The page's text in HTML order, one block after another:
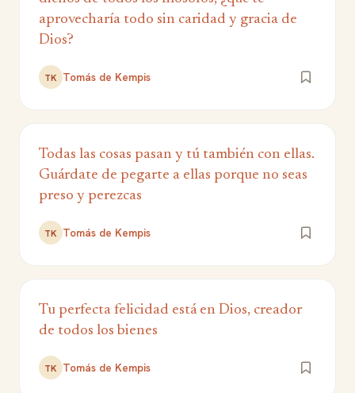
aprovecharía todo sin caridad y gracia de
Dios?
TK Tomás de Kempis
Todas las cosas pasan y tú también con ellas.
Guárdate de pegarte a ellas porque no seas
preso y perezcas
TK Tomás de Kempis
Tu perfecta felicidad está en Dios, creador
de todos los bienes
TK Tomás de Kempis